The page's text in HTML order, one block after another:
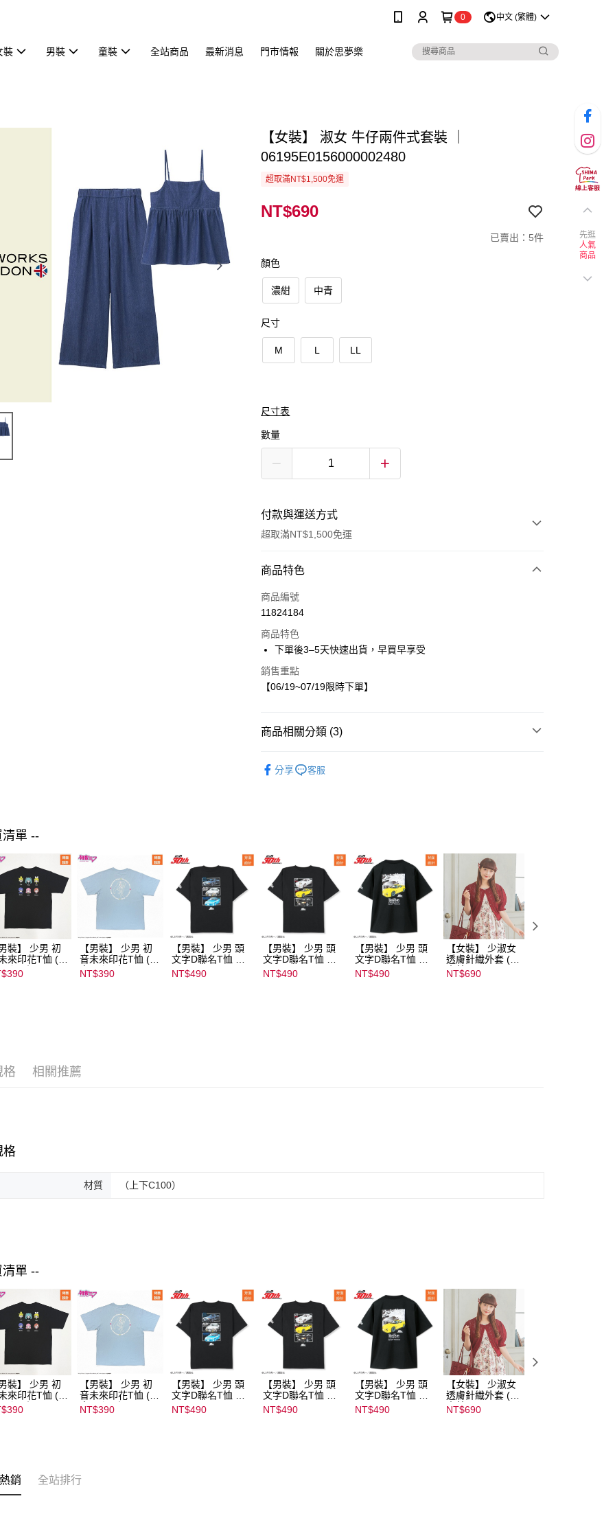
0 中文 (繁體)
裝 男裝 童裝 全站商品 最新消息 門市情報 關於思夢樂
【女裝】 淑女 牛仔兩件式套裝 ｜
06195E0156000002480
超取滿NT$1,500免運
NT$690
已賣出：5件
顏色
濃紺 中青
尺寸
M L LL
尺寸表
數量
付款與運送方式
超取滿NT$1,500免運
付款方式
信用卡一次付款
Apple Pay
街口支付
付款後全家取貨
宅配
每筆NT$80，滿NT$1,500(含以上)免運費
商品特色
商品編號
11824184
商品特色
下單後3–5天快速出貨，早買早享受
銷售重點
【06/19~07/19限時下單】
商品相關分類 (3)
分享 客服
單 --
裝】 少男 初
來印花T恤 (初
ク) ｜
【男裝】 少男 初
音未來印花T恤 (初
音ミク) ｜
08022B01232000
NT$390
【男裝】 少男 頭
文字D聯名T恤 ｜
07102B01232000
15439
NT$490
【男裝】 少男 頭
文字D聯名T恤 ｜
07102B01232000
15437
NT$490
【男裝】 少男 頭
文字D聯名T恤 ｜
07102B01232000
15434
NT$490
【女裝】 少淑女
透膚針織外套 (青
木美沙子m♡petit
by misako)｜
NT$690
格 相關推薦
格
材質 （上下C100）
單 --
裝】 少男 初
來印花T恤 (初
ク) ｜
【男裝】 少男 初
音未來印花T恤 (初
音ミク) ｜
08022B01232000
NT$390
【男裝】 少男 頭
文字D聯名T恤 ｜
07102B01232000
15439
NT$490
【男裝】 少男 頭
文字D聯名T恤 ｜
07102B01232000
15437
NT$490
【男裝】 少男 頭
文字D聯名T恤 ｜
07102B01232000
15434
NT$490
【女裝】 少淑女
透膚針織外套 (青
木美沙子m♡petit
by misako)｜
NT$690
銷 全站排行
先逛
人氣
商品